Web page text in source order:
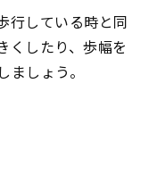
行している時と同
くしたり、歩幅を
しょう。